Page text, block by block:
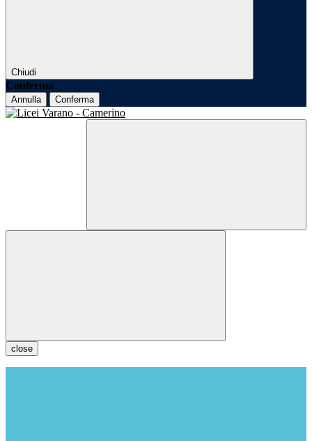
Chiudi
Conferma
Annulla Conferma
close